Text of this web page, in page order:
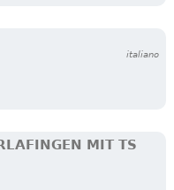
italiano
MIT TS